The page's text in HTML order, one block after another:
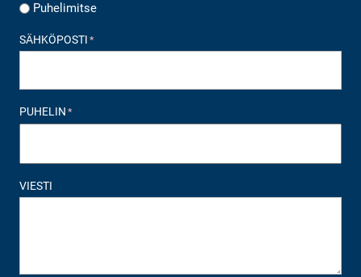
Puhelimitse
SÄHKÖPOSTI *
PUHELIN *
VIESTI